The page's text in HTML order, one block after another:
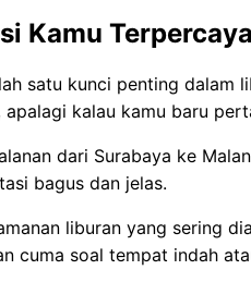
Kamu Terpercaya
satu kunci penting dalam
kalau kamu baru
dari Surabaya ke
bagus dan jelas.
liburan yang sering
cuma soal tempat indah